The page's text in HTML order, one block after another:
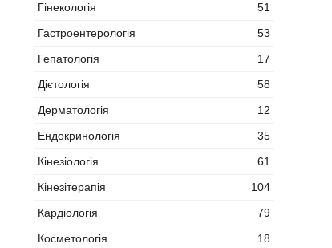
Гінекологія
51
Гастроентерологія
53
Гепатологія
17
Дієтологія
58
Дерматологія
12
Ендокринологія
35
Кінезіологія
61
Кінезітерапія
104
Кардіологія
79
Косметологія
18